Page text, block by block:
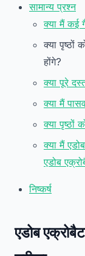
सामान्य प्रश्न
क्या मैं कई
क्या पृष्ठों
होंगे?
क्या पूरे
क्या मैं
क्या पृष्ठों
क्या मैं
एडोब
निष्कर्ष
एडोब